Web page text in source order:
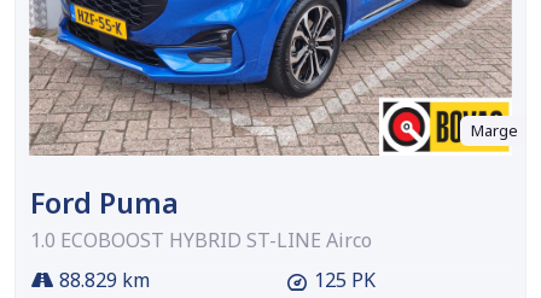
Marge
Ford Puma
1.0 ECOBOOST HYBRID ST-LINE Airco
88.829 km
125 PK